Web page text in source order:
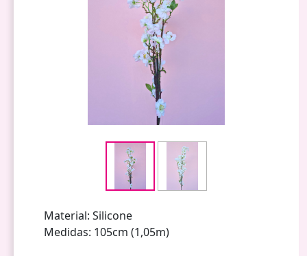
Material: Silicone
Medidas: 105cm (1,05m)